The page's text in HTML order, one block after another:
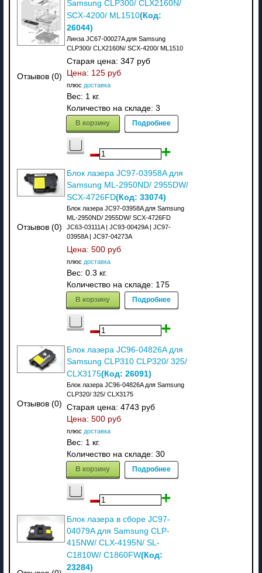
Отзывов (0)
Samsung CLP300/ CLX2160N/
SCX-4200/ ML1510(Код:
26044)
Линза JC67-00027A для Samsung
CLP300/ CLX2160N/ SCX-4200/ ML1510
Старая цена: 347 руб
Цена: 125 руб
плюс доставка
Вес: 1 кг.
Количество на складе: 3
В корзину Подробнее
Отзывов (0)
Блок лазера JC97-03958A для
Samsung ML-2950ND/ 2955DW/
SCX-4726FD(Код: 33074)
Блок лазера JC97-03958A для Samsung
ML-2950ND/ 2955DW/ SCX-4726FD
JC63-03111A | JC93-00429A | JC97-
03958A | JC97-04273A
Цена: 500 руб
плюс доставка
Вес: 0.3 кг.
Количество на складе: 175
В корзину Подробнее
Отзывов (0)
Блок лазера JC96-04826A для
Samsung CLP310 CLP320/ 325/
CLX3175(Код: 26091)
Блок лазера JC96-04826A для Samsung
CLP320/ 325/ CLX3175
Старая цена: 4743 руб
Цена: 500 руб
плюс доставка
Вес: 1 кг.
Количество на складе: 30
В корзину Подробнее
Блок лазера в сборе JC97-
04079A для Samsung CLP-
415NW/ CLX-4195N/ SL-
C1810W/ C1860FW(Код:
23284)